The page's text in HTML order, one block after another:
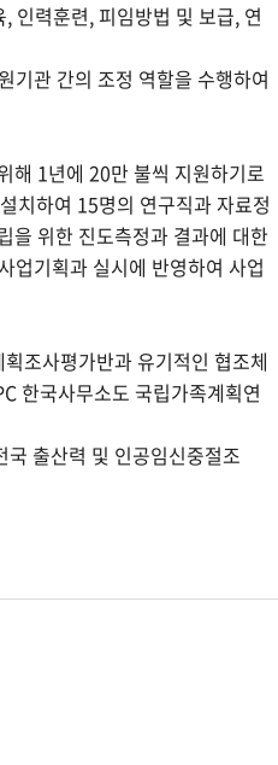
인력훈련, 피임방법 및 보급, 연
기관 간의 조정 역할을 수행하여
해 1년에 20만 불씩 지원하기로
치하여 15명의 연구직과 자료정
을 위한 진도측정과 결과에 대한
업기획과 실시에 반영하여 사업
조사평가반과 유기적인 협조체
한국사무소도 국립가족계획연
출산력 및 인공임신중절조